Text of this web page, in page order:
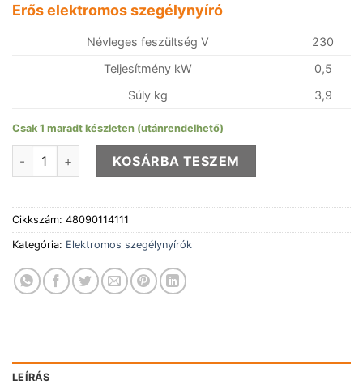
Erős elektromos szegélynyíró
Névleges feszültség V
230
Teljesítmény kW
0,5
Súly kg
3,9
Csak 1 maradt készleten (utánrendelhető)
STIHL FSE 60 elektromos szegélyvágó mennyiség
KOSÁRBA TESZEM
Cikkszám: 48090114111
Kategória: Elektromos szegélynyírók
LEÍRÁS